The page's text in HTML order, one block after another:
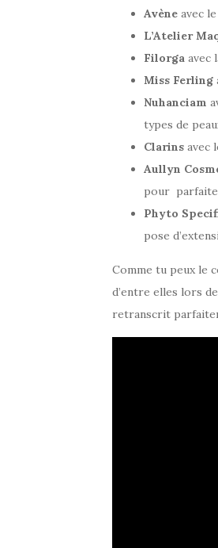
Avène avec
L’Atelier
Filorga avec
Miss Ferling
Nuhanciam
types de
Clarins avec
Aullyn
pour
Phyto
pose
Comme tu peux le
d’entre elles lors
retranscrit